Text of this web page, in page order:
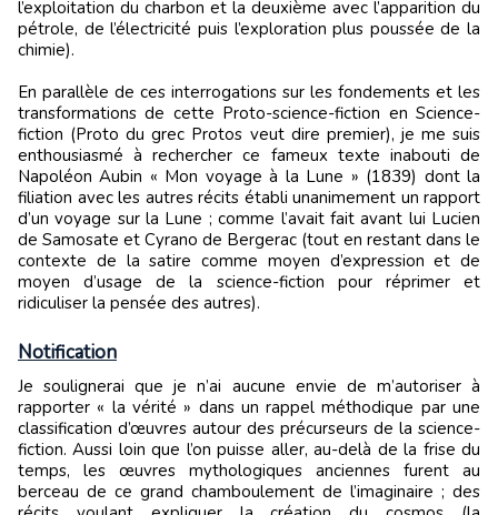
l’exploitation du charbon et la deuxième avec l’apparition du
pétrole, de l’électricité puis l’exploration plus poussée de la
chimie).
En parallèle de ces interrogations sur les fondements et les
transformations de cette Proto-science-fiction en Science-
fiction (Proto du grec Protos veut dire premier), je me suis
enthousiasmé à rechercher ce fameux texte inabouti de
Napoléon Aubin « Mon voyage à la Lune » (1839) dont la
filiation avec les autres récits établi unanimement un rapport
d’un voyage sur la Lune ; comme l’avait fait avant lui Lucien
de Samosate et Cyrano de Bergerac (tout en restant dans le
contexte de la satire comme moyen d’expression et de
moyen d’usage de la science-fiction pour réprimer et
ridiculiser la pensée des autres).
Notification
Je soulignerai que je n’ai aucune envie de m’autoriser à
rapporter « la vérité » dans un rappel méthodique par une
classification d’œuvres autour des précurseurs de la science-
fiction. Aussi loin que l’on puisse aller, au-delà de la frise du
temps, les œuvres mythologiques anciennes furent au
berceau de ce grand chamboulement de l’imaginaire ; des